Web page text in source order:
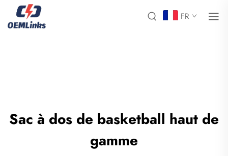
FR
Sac à dos de basketball haut de
gamme